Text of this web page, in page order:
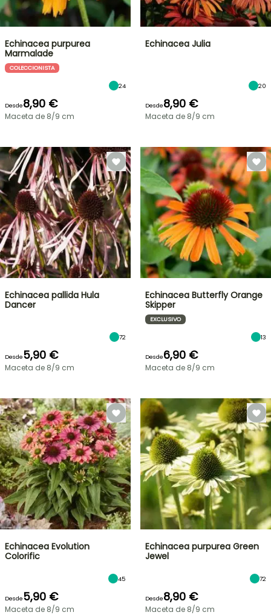
Echinacea purpurea
Marmalade
COLECCIONISTA
24
Desde8,90 €
Maceta de 8/9 cm
Echinacea Julia
20
Desde8,90 €
Maceta de 8/9 cm
Echinacea pallida Hula
Dancer
72
Desde5,90 €
Maceta de 8/9 cm
Echinacea Butterfly Orange
Skipper
EXCLUSIVO
13
Desde6,90 €
Maceta de 8/9 cm
Echinacea Evolution
Colorific
45
Desde5,90 €
Maceta de 8/9 cm
Echinacea purpurea Green
Jewel
72
Desde8,90 €
Maceta de 8/9 cm